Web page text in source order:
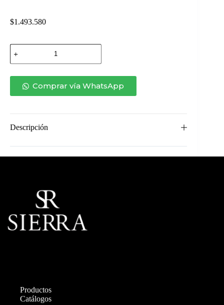
$1.493.580
POLTRONA
DIJON
BRAZO
cantidadComprar vía WhatsApp
Descripción
Productos
Catálogos